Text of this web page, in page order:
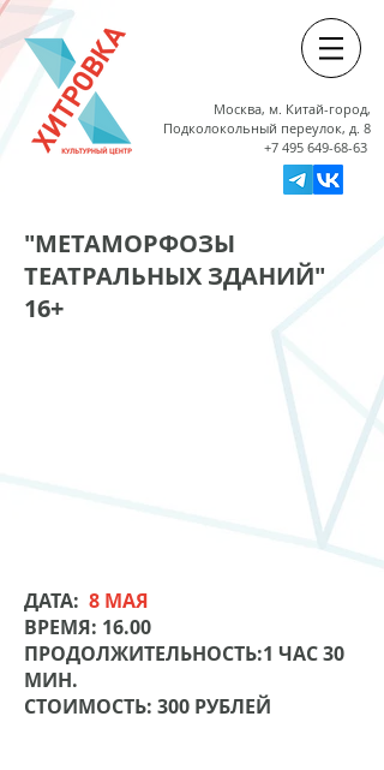
Москва, м. Китай-город,
Подколокольный переулок, д. 8
+7 495 649-68-63
"МЕТАМОРФОЗЫ
ТЕАТРАЛЬНЫХ ЗДАНИЙ"
16+
ДАТА: 8 МАЯ
ВРЕМЯ: 16.00
ПРОДОЛЖИТЕЛЬНОСТЬ:1 ЧАС 30
МИН.
СТОИМОСТЬ: 300 РУБЛЕЙ